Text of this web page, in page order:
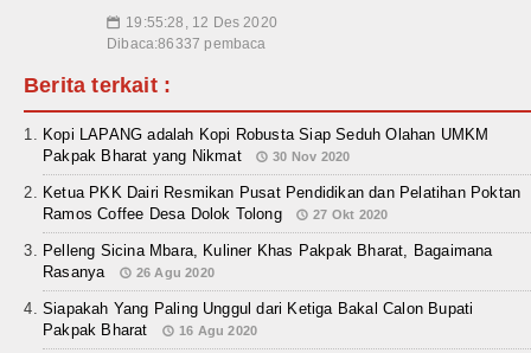
📅 19:55:28, 12 Des 2020
Dibaca:86337 pembaca
Berita terkait :
Kopi LAPANG adalah Kopi Robusta Siap Seduh Olahan UMKM
Pakpak Bharat yang Nikmat
30 Nov 2020
Ketua PKK Dairi Resmikan Pusat Pendidikan dan Pelatihan Poktan
Ramos Coffee Desa Dolok Tolong
27 Okt 2020
Pelleng Sicina Mbara, Kuliner Khas Pakpak Bharat, Bagaimana
Rasanya
26 Agu 2020
Siapakah Yang Paling Unggul dari Ketiga Bakal Calon Bupati
Pakpak Bharat
16 Agu 2020